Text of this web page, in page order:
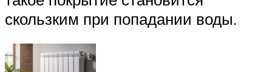
скользким при попадании воды.